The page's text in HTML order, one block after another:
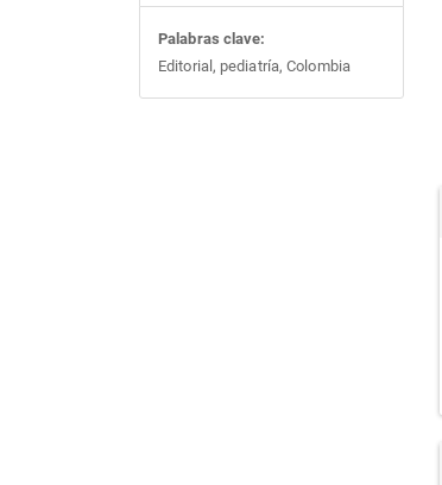
Palabras clave:
Editorial, pediatría, Colombia